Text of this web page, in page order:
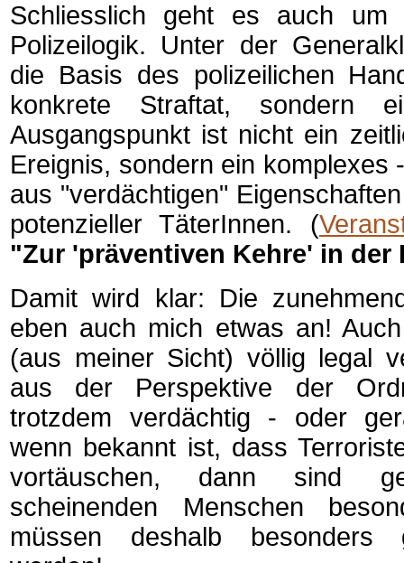
Schliesslich geht es auch
Polizeilogik. Unter der
die Basis des polizeilichen
konkrete Straftat, sondern
Ausgangspunkt ist nicht ein
Ereignis, sondern ein komplexes
aus "verdächtigen"
potenzieller TäterInnen. (
"Zur 'präventiven Kehre' in der
Damit wird klar: Die
eben auch mich etwas an!
(aus meiner Sicht) völlig legal
aus der Perspektive der
trotzdem verdächtig - oder
wenn bekannt ist, dass
vortäuschen, dann sind
scheinenden Menschen
müssen deshalb besonders